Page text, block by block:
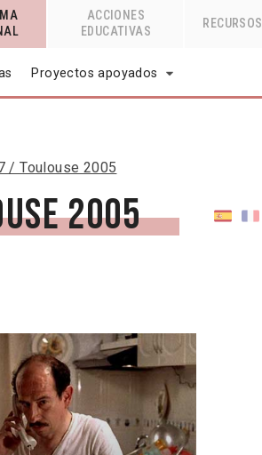
ACCIONES
EDUCATIVAS
RECURSOS
Proyectos apoyados
/ Toulouse 2005
2005